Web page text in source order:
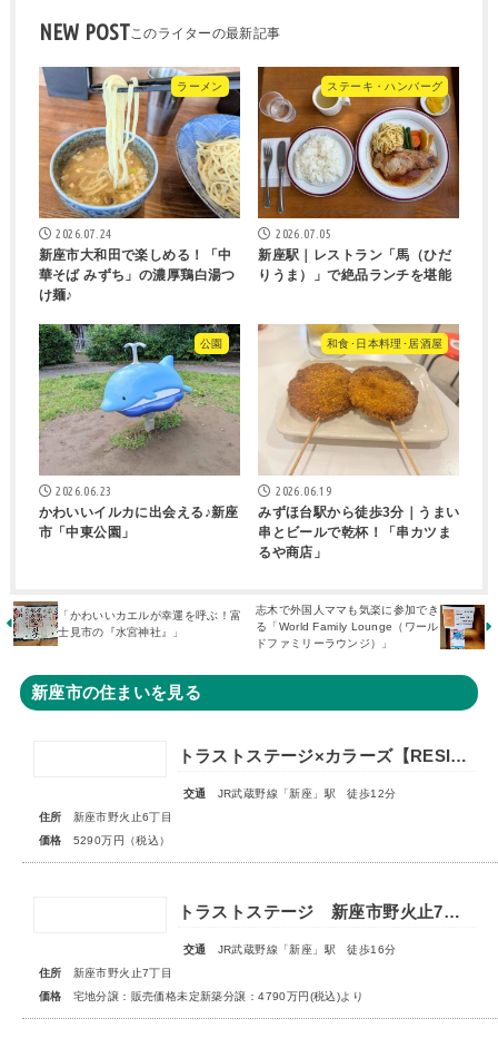
NEW POST
ラーメン
2026.07.24
新座市大和田で楽しめる！「中
華そば みずち」の濃厚鶏白湯つ
け麺♪
ステーキ・ハンバーグ
2026.07.05
新座駅｜レストラン「馬（ひだ
りうま）」で絶品ランチを堪能
公園
2026.06.23
かわいいイルカに出会える♪新座
市「中東公園」
和食･日本料理･居酒屋
2026.06.19
みずほ台駅から徒歩3分｜うまい
串とビールで乾杯！「串カツま
るや商店」
「かわいいカエルが幸運を呼ぶ！富
士見市の『水宮神社』」
志木で外国人ママも気楽に参加でき
る「World Family Lounge（ワール
ドファミリーラウンジ）」
新座市の住まいを見る
トラストステージ×カラーズ【RESIDENCE】新座市野火止6丁目53期 ★限定1棟 販売開始★
交通
JR武蔵野線「新座」駅 徒歩12分
住所
新座市野火止6丁目
価格
5290万円（税込）
トラストステージ 新座市野火止7丁目51期 全26区画◆第1期分譲3次販売 宅地分譲 販売予告◆◆第2期分譲1次販売 新築分譲住宅 販売開始◆
交通
JR武蔵野線「新座」駅 徒歩16分
住所
新座市野火止7丁目
価格
宅地分譲：販売価格未定新築分譲：4790万円(税込)より